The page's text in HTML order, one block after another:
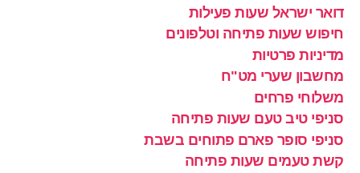
דואר ישראל שעות פעילות
חיפוש שעות פתיחה וטלפונים
מדיניות פרטיות
מחשבון שערי מט"ח
משלוחי פרחים
סניפי טיב טעם שעות פתיחה
סניפי סופר פארם פתוחים בשבת
קשת טעמים שעות פתיחה